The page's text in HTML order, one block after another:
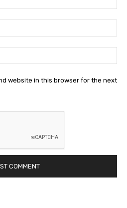
website in this browser for the next